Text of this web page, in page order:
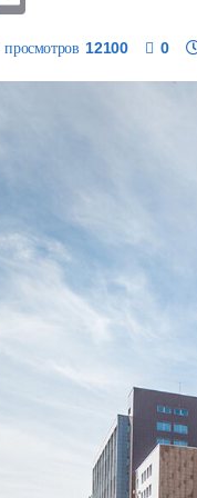
просмотров 12100 0